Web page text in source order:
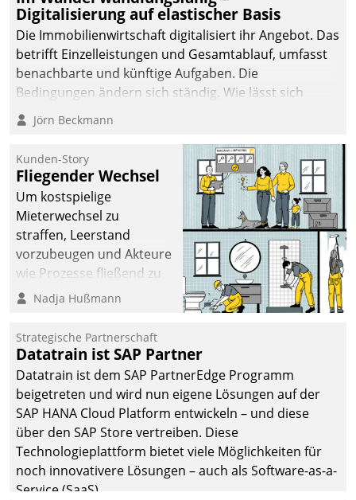
Wohnungsbau- und
Immobilien GmbH hat
sich dabei für den Betrieb
der Lösung über die SAP
Cloud Platform
entschieden - als erstes
Unternehmen am
Digitalisierung auf elastischer Basis
Die Immobilienwirtschaft digitalisiert ihr Angebot. Das
betrifft Einzelleistungen und Gesamtablauf, umfasst
benachbarte und künftige Aufgaben. Die
Bedingungen ändern sich ständig. Wie lässt sich
technisch die Kontrolle wahren und zugleich Freiraum
fürs Wachsen öffnen?
Jörn Beckmann
Kunden-Story
Fliegender Wechsel
Um kostspielige
Mieterwechsel zu
straffen, Leerstand
vorzubeugen und Akteure
wie Prozesse fließend zu
vernetzen, nutzt die
Jahresbeginn eine
Überblick, Einsicht und
Eingriff bietende Lösung.
Zur Entwicklung setzte
man auf
Cloudtechnologie,
bewährte und Startup-
Partner sowie erstmals
agile Projektmethoden.
Nadja Hußmann
Strategische Partnerschaft
Datatrain ist SAP Partner
Datatrain ist dem SAP PartnerEdge Programm
beigetreten und wird nun eigene Lösungen auf der
SAP HANA Cloud Platform entwickeln – und diese
über den SAP Store vertreiben. Diese
Technologieplattform bietet viele Möglichkeiten für
noch innovativere Lösungen – auch als Software-as-a-
Service (SaaS).